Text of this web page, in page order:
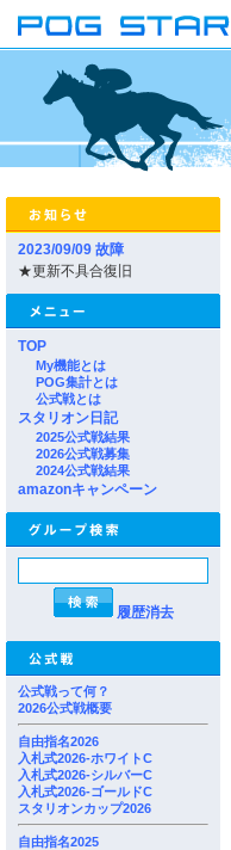
2023/09/09 故障
★更新不具合復旧
TOP
My機能とは
POG集計とは
公式戦とは
スタリオン日記
2025公式戦結果
2026公式戦募集
2024公式戦結果
amazonキャンペーン
履歴消去
公式戦って何？
2026公式戦概要
自由指名2026
入札式2026-ホワイトC
入札式2026-シルバーC
入札式2026-ゴールドC
スタリオンカップ2026
自由指名2025